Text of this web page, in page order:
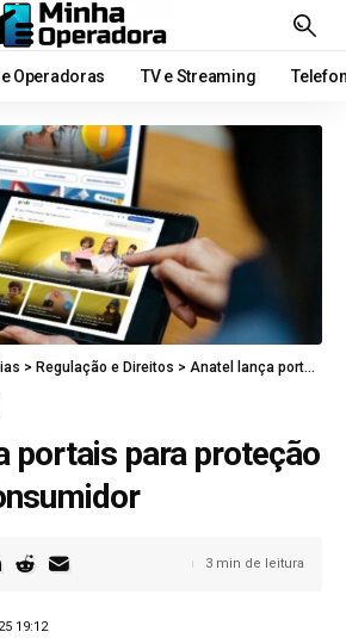
Operadoras TV e Streaming
> Regulação e Direitos > Anatel lança portais para proteção digital do consumidor
portais para proteção
19:12
3 min de leitura